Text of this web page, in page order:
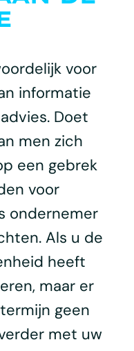
voor
informatie
Doet
men zich
een gebrek
voor
ondernemer
Als u de
heeft
maar er
geen
met uw